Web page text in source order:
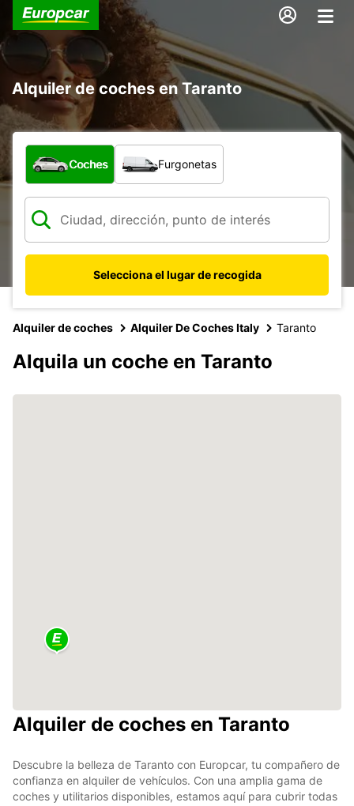
Alquiler de coches en Taranto
¿Qué tipo de vehículo?
Coches Furgonetas
Selecciona el lugar de recogida
Alquiler de coches Alquiler De Coches Italy Taranto
Alquila un coche en Taranto
Alquiler de coches en Taranto
Descubre la belleza de Taranto con Europcar, tu compañero de
confianza en alquiler de vehículos. Con una amplia gama de
coches y utilitarios disponibles, estamos aquí para cubrir todas